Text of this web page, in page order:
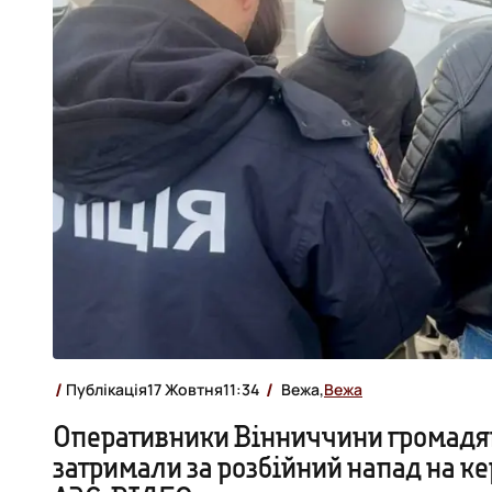
Публікація17 Жовтня11:34 Вежа,Вежа
Оперативники Вінниччини
затримали за розбійний напад на